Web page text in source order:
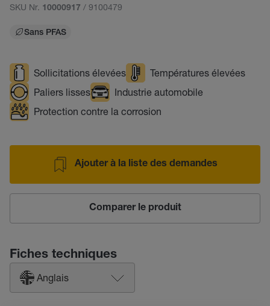
SKU Nr. 10000917 / 9100479
Sans PFAS
Sollicitations élevées
Températures élevées
Paliers lisses
Industrie automobile
Protection contre la corrosion
Ajouter à la liste des demandes
Comparer le produit
Fiches techniques
Anglais